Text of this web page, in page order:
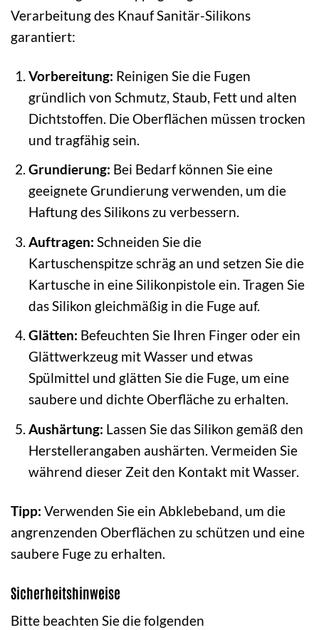
Verarbeitung des Knauf Sanitär-Silikons
garantiert:
Vorbereitung: Reinigen Sie die Fugen
gründlich von Schmutz, Staub, Fett und alten
Dichtstoffen. Die Oberflächen müssen trocken
und tragfähig sein.
Grundierung: Bei Bedarf können Sie eine
geeignete Grundierung verwenden, um die
Haftung des Silikons zu verbessern.
Auftragen: Schneiden Sie die
Kartuschenspitze schräg an und setzen Sie die
Kartusche in eine Silikonpistole ein. Tragen Sie
das Silikon gleichmäßig in die Fuge auf.
Glätten: Befeuchten Sie Ihren Finger oder ein
Glättwerkzeug mit Wasser und etwas
Spülmittel und glätten Sie die Fuge, um eine
saubere und dichte Oberfläche zu erhalten.
Aushärtung: Lassen Sie das Silikon gemäß den
Herstellerangaben aushärten. Vermeiden Sie
während dieser Zeit den Kontakt mit Wasser.
Tipp: Verwenden Sie ein Abklebeband, um die
angrenzenden Oberflächen zu schützen und eine
saubere Fuge zu erhalten.
Sicherheitshinweise
Bitte beachten Sie die folgenden